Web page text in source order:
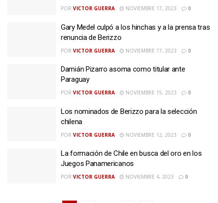
POR VICTOR GUERRA NOVIEMBRE 17, 2023 0
Gary Medel culpó a los hinchas y a la prensa tras
renuncia de Berizzo
POR VICTOR GUERRA NOVIEMBRE 17, 2023 0
Damián Pizarro asoma como titular ante
Paraguay
POR VICTOR GUERRA NOVIEMBRE 15, 2023 0
Los nominados de Berizzo para la selección
chilena
POR VICTOR GUERRA NOVIEMBRE 12, 2023 0
La formación de Chile en busca del oro en los
Juegos Panamericanos
POR VICTOR GUERRA NOVIEMBRE 4, 2023 0